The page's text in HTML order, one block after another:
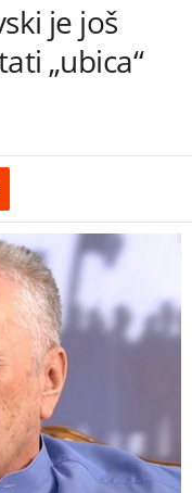
je još
„ubica“